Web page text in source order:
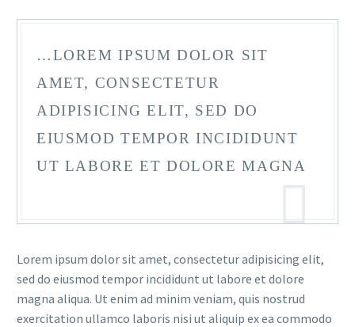
…LOREM IPSUM DOLOR SIT
AMET, CONSECTETUR
ADIPISICING ELIT, SED DO
EIUSMOD TEMPOR INCIDIDUNT
UT LABORE ET DOLORE MAGNA
Lorem ipsum dolor sit amet, consectetur adipisicing elit,
sed do eiusmod tempor incididunt ut labore et dolore
magna aliqua. Ut enim ad minim veniam, quis nostrud
exercitation ullamco laboris nisi ut aliquip ex ea commodo